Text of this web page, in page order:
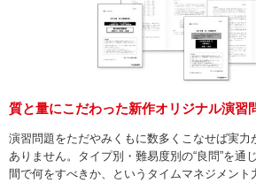
質と量にこだわった新作オリジナル演習
演習問題をただやみくもに数多くこなせば実力
ありません。タイプ別・難易度別の“良問”を通
間で何をすべきか、というタイムマネジメント